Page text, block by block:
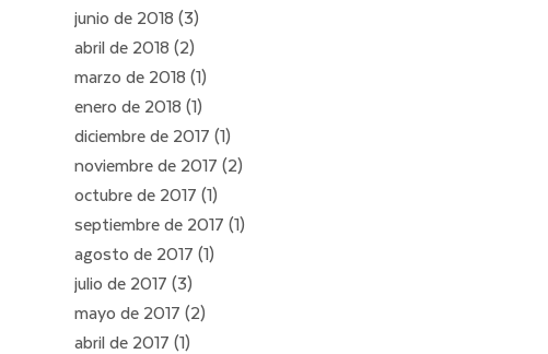
junio de 2018 (3)
abril de 2018 (2)
marzo de 2018 (1)
enero de 2018 (1)
diciembre de 2017 (1)
noviembre de 2017 (2)
octubre de 2017 (1)
septiembre de 2017 (1)
agosto de 2017 (1)
julio de 2017 (3)
mayo de 2017 (2)
abril de 2017 (1)